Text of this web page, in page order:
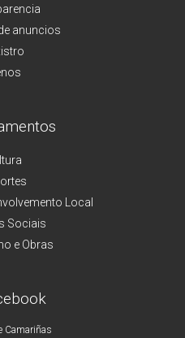
anuncios
Local
Sociais
e Obras
Camariñas